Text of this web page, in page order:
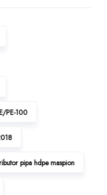
PE-100
pipa hdpe maspion